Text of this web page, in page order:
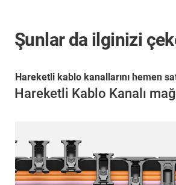
Şunlar da ilginizi
Hareketli Kablo Kanalı
Hareketli kablo kanallarını hemen